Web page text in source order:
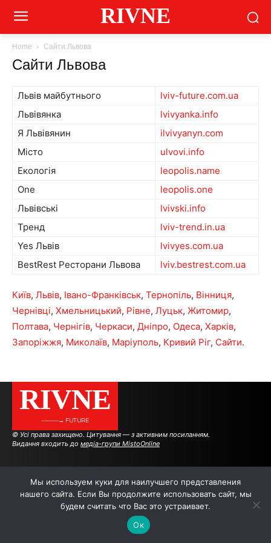
RIVNE
Home Сайти Львова
Сайти Львова
Львів майбутнього
lviv-future.com.ua
Львівянка
lvivyanka.info
Я Львівянин
ilvivyanyn.com
Місто
ulvovi.info
Екологія
leopolis.name
One
leopolis.one
Львівські
lvivski.info
Тренд
lviv-trend.in.ua
Yes Львів
lvivyes.com.ua
BestRest Ресторани Львова
lviv.bestrest.com.ua
Київ, Львів, Івано-Франківськ, Тернопіль, Вінниця,
Чернівці, Хмельницький, Рівне, Луцьк, Житомир,
Полтава, Чернігів, Черкаси, Дніпро, Одеса, Харків,
Запоріжжя, Миколаїв, Маріуполь, Кривий Ріг, Сайти.
RIVNE
———→ FUTURE
© Усі права захищено. Цитування — з активним посиланням.
Видання входить до медіа-групи MistoOnline
АВТОРИ РЕКЛАМА НА САЙТІ
Мы используем куки для наилучшего представления
нашего сайта. Если Вы продолжите использовать сайт, мы
будем считать что Вас это устраивает.
Ок